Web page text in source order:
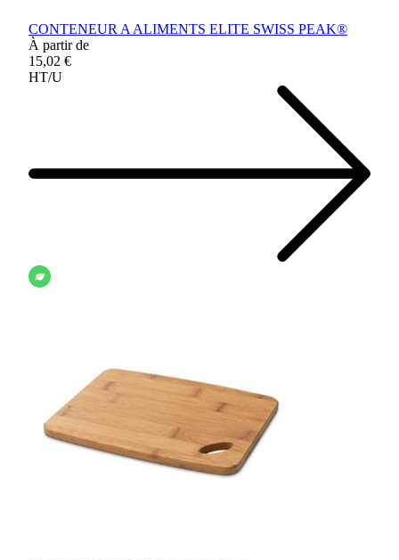
CONTENEUR A ALIMENTS ELITE SWISS PEAK®
À partir de
15,02 €
HT/U